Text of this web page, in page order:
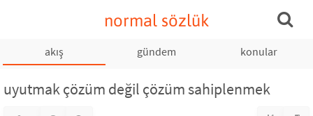
normal sözlük
akış gündem konular
uyutmak çözüm değil çözüm sahiplenmek